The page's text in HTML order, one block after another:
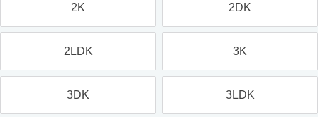
2K 2DK
2LDK 3K
3DK 3LDK